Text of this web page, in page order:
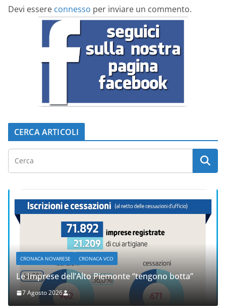
Devi essere connesso per inviare un commento.
CERCA ARTICOLI
CRONACA NOVARESE CRONACA VCO
Le Imprese dell’Alto Piemonte “tengono botta”
7 Agosto 2026 .